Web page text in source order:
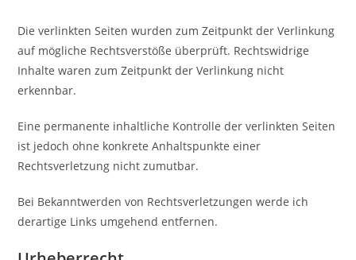
Die verlinkten Seiten wurden zum Zeitpunkt der Verlinkung
auf mögliche Rechtsverstöße überprüft. Rechtswidrige
Inhalte waren zum Zeitpunkt der Verlinkung nicht
erkennbar.
Eine permanente inhaltliche Kontrolle der verlinkten Seiten
ist jedoch ohne konkrete Anhaltspunkte einer
Rechtsverletzung nicht zumutbar.
Bei Bekanntwerden von Rechtsverletzungen werde ich
derartige Links umgehend entfernen.